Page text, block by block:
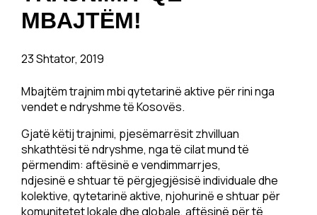
MBAJTËM!
23 Shtator, 2019
Mbajtëm trajnim mbi qytetarinë aktive për rini nga
vendet e ndryshme të Kosovës.
Gjatë këtij trajnimi, pjesëmarrësit zhvilluan
shkathtësi të ndryshme, nga të cilat mund të
përmendim: aftësinë e vendimmarrjes,
ndjesinë e shtuar të përgjegjësisë individuale dhe
kolektive, qytetarinë aktive, njohurinë e shtuar për
komunitetet lokale dhe globale, aftësinë për të